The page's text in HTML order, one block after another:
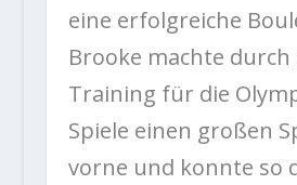
eine erfolgreiche
Brooke machte durch
Training für die
Spiele einen großen
vorne und konnte so